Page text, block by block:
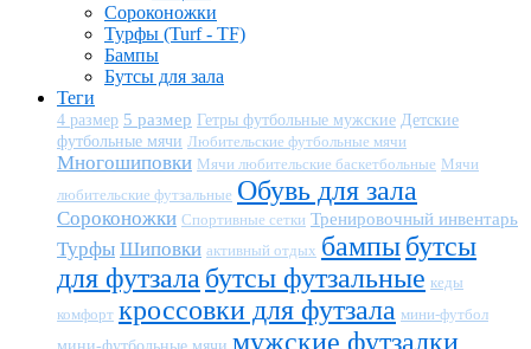
Сороконожки
Турфы (Turf - TF)
Бампы
Бутсы для зала
Теги
4 размер 5 размер Гетры футбольные мужские Детские
футбольные мячи Любительские футбольные мячи
Многошиповки Мячи любительские баскетбольные Мячи
любительские футзальные Обувь для зала
Сороконожки Спортивные сетки Тренировочный инвентарь
Турфы Шиповки активный отдых бампыбутсы
для футзала бутсы футзальные кеды
комфорт кроссовки для футзала мини-футбол
мужские футзалки